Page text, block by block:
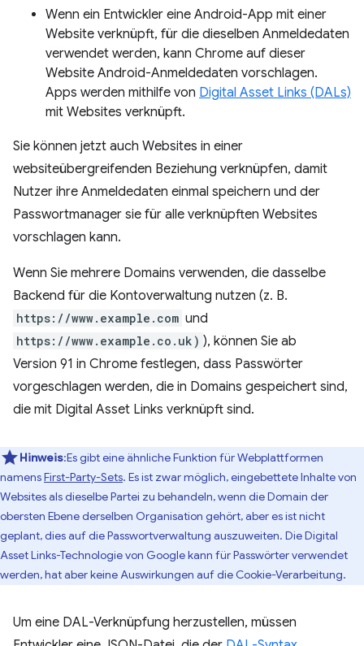
Wenn ein Entwickler eine Android-App mit einer
Website verknüpft, für die dieselben Anmeldedaten
verwendet werden, kann Chrome auf dieser
Website Android-Anmeldedaten vorschlagen.
Apps werden mithilfe von Digital Asset Links (DALs)
mit Websites verknüpft.
Sie können jetzt auch Websites in einer
websiteübergreifenden Beziehung verknüpfen, damit
Nutzer ihre Anmeldedaten einmal speichern und der
Passwortmanager sie für alle verknüpften Websites
vorschlagen kann.
Wenn Sie mehrere Domains verwenden, die dasselbe
Backend für die Kontoverwaltung nutzen (z. B.
https://www.example.com und
https://www.example.co.uk) ), können Sie ab
Version 91 in Chrome festlegen, dass Passwörter
vorgeschlagen werden, die in Domains gespeichert sind,
die mit Digital Asset Links verknüpft sind.
Hinweis:Es gibt eine ähnliche Funktion für Webplattformen
namensFirst-Party-Sets. Es ist zwar möglich, eingebettete Inhalte von
Websites als dieselbe Partei zu behandeln, wenn die Domain der
obersten Ebene derselben Organisation gehört, aber es ist nicht
geplant, dies auf die Passwortverwaltung auszuweiten. Die Digital
Asset Links-Technologie von Google kann für Passwörter verwendet
werden, hat aber keine Auswirkungen auf die Cookie-Verarbeitung.
Um eine DAL-Verknüpfung herzustellen, müssen